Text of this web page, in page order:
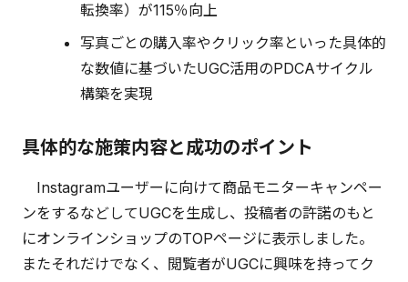
転換率）が115％向上
写真ごとの購入率やクリック率といった具体的
な数値に基づいたUGC活用のPDCAサイクル
構築を実現
具体的な施策内容と成功のポイント
Instagramユーザーに向けて商品モニターキャンペー
ンをするなどしてUGCを生成し、投稿者の許諾のもと
にオンラインショップのTOPページに表示しました。
またそれだけでなく、閲覧者がUGCに興味を持ってク